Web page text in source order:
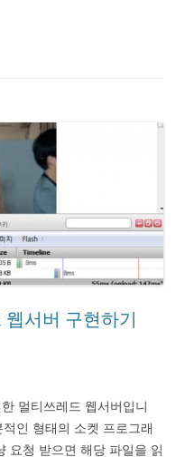
서버 구현하기
멀티쓰레드 웹서버입니
인 형태의 소켓 프로그래
요청 받으면 해당 파일을 읽